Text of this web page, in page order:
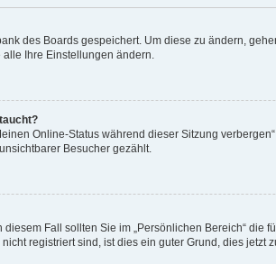
des Boards gespeichert. Um diese zu ändern,
Ihre Einstellungen ändern.
Online-Status während dieser Sitzung
Besucher gezählt.
Fall sollten Sie im „Persönlichen Bereich“ die
registriert sind, ist dies ein guter Grund, dies jetzt